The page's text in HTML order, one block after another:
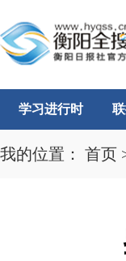
学习进行时
我的位置： 首页